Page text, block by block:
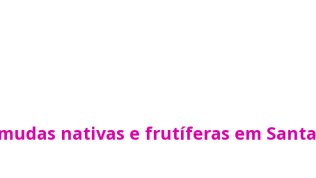
nativas e frutíferas em Santa